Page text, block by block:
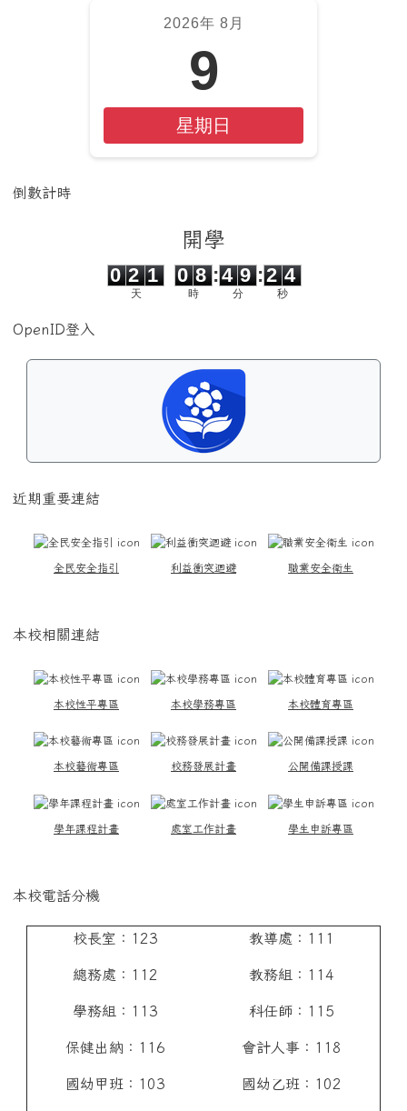
2026年 8月
9
星期日
倒數計時
開學
0 2 1
天
0
0
8
8
時
:4 9
分
:2 4
秒
OpenID登入
近期重要連結
全民安全指引 利益衝突迴避 職業安全衛生
本校相關連結
本校性平專區 本校學務專區 本校體育專區
本校藝術專區 校務發展計畫 公開備課授課
學年課程計畫 處室工作計畫 學生申訴專區
本校電話分機
校長室：123
總務處：112
學務組：113
保健出納：116
國幼甲班：103
教導處：111
教務組：114
科任師：115
會計人事：118
國幼乙班：102